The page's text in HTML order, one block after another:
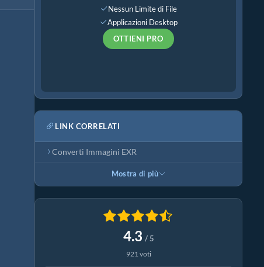
Nessun Limite di File
Applicazioni Desktop
OTTIENI PRO
LINK CORRELATI
Converti Immagini EXR
Mostra di più
4.3 / 5
921 voti